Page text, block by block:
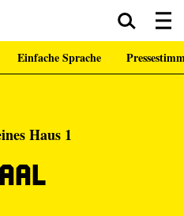
Footer springen
Einfache Sprache
Haus 1